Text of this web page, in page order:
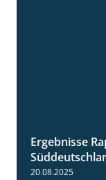
Ergebnisse